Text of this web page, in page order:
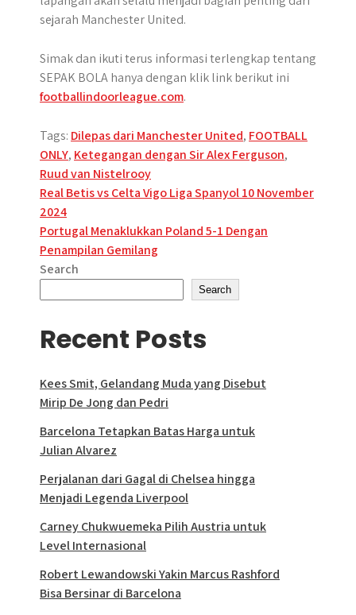
sejarah Manchester United.
Simak dan ikuti terus informasi terlengkap tentang
SEPAK BOLA hanya dengan klik link berikut ini
footballindoorleague.com.
Tags: Dilepas dari Manchester United, FOOTBALL
ONLY, Ketegangan dengan Sir Alex Ferguson,
Ruud van Nistelrooy
Post
navigation
Real Betis vs Celta Vigo Liga Spanyol 10 November
2024
Portugal Menaklukkan Poland 5-1 Dengan
Penampilan Gemilang
Search
Search
Recent Posts
Kees Smit, Gelandang Muda yang Disebut
Mirip De Jong dan Pedri
Barcelona Tetapkan Batas Harga untuk
Julian Alvarez
Perjalanan dari Gagal di Chelsea hingga
Menjadi Legenda Liverpool
Carney Chukwuemeka Pilih Austria untuk
Level Internasional
Robert Lewandowski Yakin Marcus Rashford
Bisa Bersinar di Barcelona